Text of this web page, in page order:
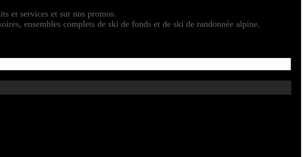
et services et sur nos promos.
ensembles complets de ski de fonds et de ski de randonnée alpine.